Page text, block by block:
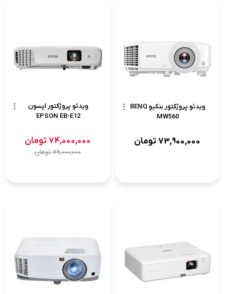
ویدئو پروژکتور بنکیو BENQ
MW560
73,900,000تومان
ویدئو پروژکتور اپسون
EPSON EB-E12
74,000,000تومان
79,000,000تومان